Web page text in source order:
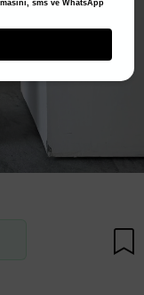
sms ve WhatsApp